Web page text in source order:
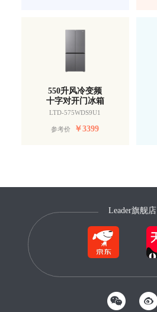
550升风冷变频
十字对开门冰箱
LTD-575WDS9U1
参考价 ￥3399
Leader旗舰店